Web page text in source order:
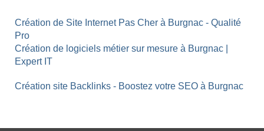
Création de Site Internet Pas Cher à Burgnac - Qualité
Pro
Création de logiciels métier sur mesure à Burgnac |
Expert IT
Création site Backlinks - Boostez votre SEO à Burgnac